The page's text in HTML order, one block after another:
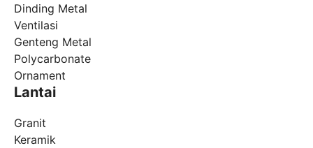
Dinding Metal
Ventilasi
Genteng Metal
Polycarbonate
Ornament
Lantai
Granit
Keramik